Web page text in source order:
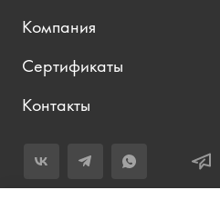
Компания
Сертификаты
Контакты